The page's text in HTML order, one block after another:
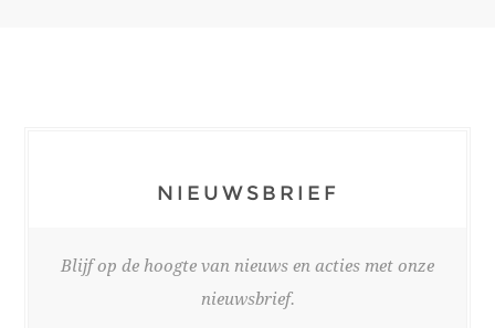
NIEUWSBRIEF
Blijf op de hoogte van nieuws en acties met onze
nieuwsbrief.